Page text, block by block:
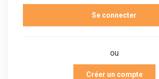
ou
Créer un compte